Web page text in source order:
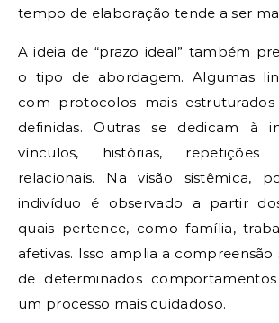
tempo de elaboração tende a ser
A ideia de “prazo ideal” também
o tipo de abordagem. Algumas
com protocolos mais
definidas. Outras se dedicam à
vínculos, histórias,
relacionais. Na visão sistêmica,
indivíduo é observado a partir
quais pertence, como família,
afetivas. Isso amplia a
de determinados
um processo mais cuidadoso.